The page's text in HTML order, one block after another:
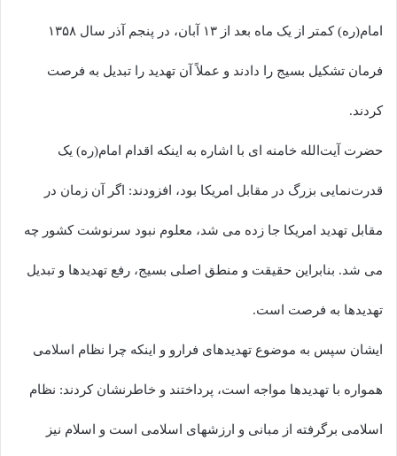
امام(ره) کمتر از یک ماه بعد از ۱۳ آبان، در پنجم آذر سال ۱۳۵۸
فرمان تشکیل بسیج را دادند و عملاً آن تهدید را تبدیل به فرصت
کردند.
حضرت آیت‌الله خامنه ای با اشاره به اینکه اقدام امام(ره) یک
قدرت‌نمایی بزرگ در مقابل امریکا بود، افزودند: اگر آن زمان در
مقابل تهدید امریکا جا زده می شد، معلوم نبود سرنوشت کشور چه
می شد. بنابراین حقیقت و منطق اصلی بسیج، رفع تهدیدها و تبدیل
تهدیدها به فرصت است.
ایشان سپس به موضوع تهدیدهای فرارو و اینکه چرا نظام اسلامی
همواره با تهدیدها مواجه است، پرداختند و خاطرنشان کردند: نظام
اسلامی برگرفته از مبانی و ارزشهای اسلامی است و اسلام نیز